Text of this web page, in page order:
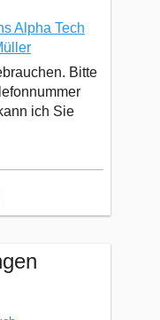
Alpha Tech
Bitte
ich Sie